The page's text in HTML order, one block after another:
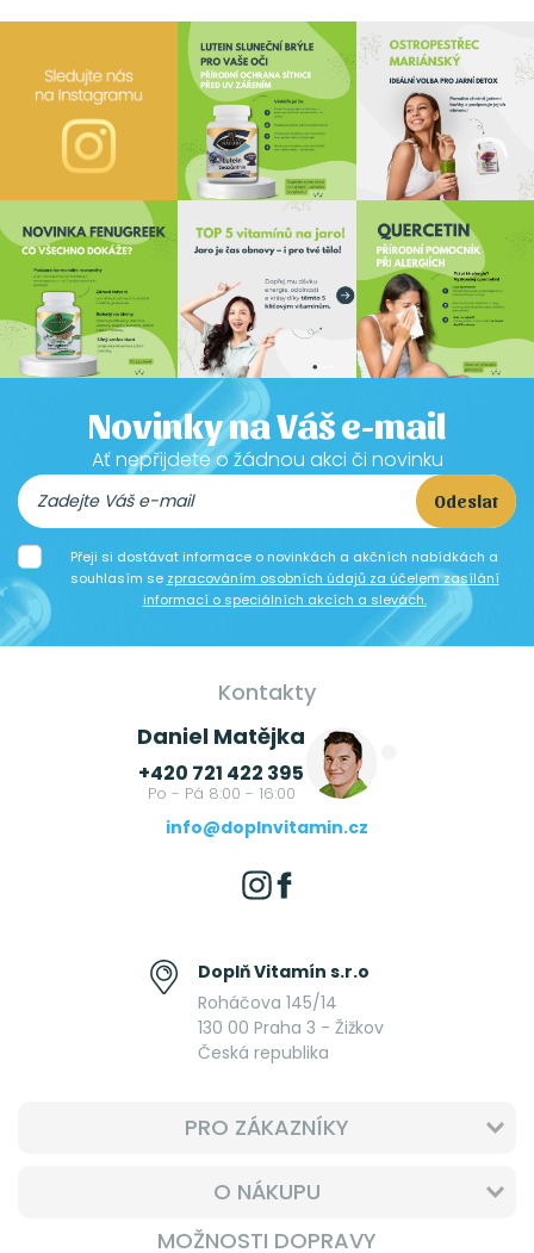
Novinky na Váš e-mail
Ať nepřijdete o žádnou akci či novinku
Odeslat
Přeji si dostávat informace o novinkách a akčních nabídkách a
souhlasím se zpracováním osobních údajů za účelem zasílání
informací o speciálních akcích a slevách.
Kontakty
Daniel Matějka
+420 721 422 395
Po - Pá 8:00 - 16:00
info@doplnvitamin.cz
Doplň Vitamín s.r.o
Roháčova 145/14
130 00 Praha 3 - Žižkov
Česká republika
PRO ZÁKAZNÍKY
O NÁKUPU
MOŽNOSTI DOPRAVY